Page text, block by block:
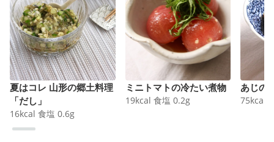
夏はコレ 山形の郷土料理
「だし」
16kcal 食塩 0.6g
ミニトマトの冷たい煮物
19kcal 食塩 0.2g
あじの
75kcal